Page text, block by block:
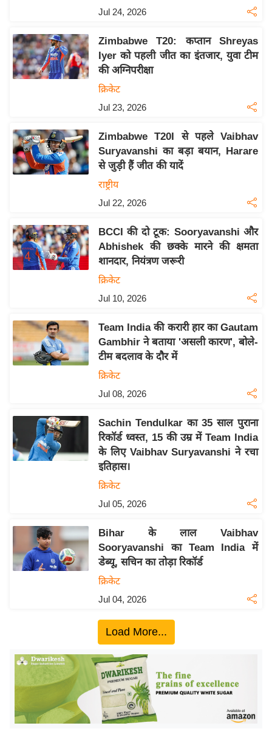
क्रि
के
ट
L
2
0
2
इ
म
ई
र
मि
सा
मि
सा
ल
ग
इं
ज
ग
ऑ
Jul 24, 2026
Zimbabwe T20: कप्तान Shreyas
Iyer को पहली जीत का इंतजार, युवा टीम
की अग्निपरीक्षा
क्रिकेट
Jul 23, 2026
Zimbabwe T20I से पहले Vaibhav
Suryavanshi का बड़ा बयान, Harare
से जुड़ी हैं जीत की यादें
राष्ट्रीय
Jul 22, 2026
BCCI की दो टूक: Sooryavanshi और
Abhishek की छक्के मारने की क्षमता
शानदार, नियंत्रण जरूरी
क्रिकेट
Jul 10, 2026
Team India की करारी हार का Gautam
Gambhir ने बताया 'असली कारण', बोले-
टीम बदलाव के दौर में
क्रिकेट
Jul 08, 2026
Sachin Tendulkar का 35 साल पुराना
रिकॉर्ड ध्वस्त, 15 की उम्र में Team India
के लिए Vaibhav Suryavanshi ने रचा
इतिहास।
क्रिकेट
Jul 05, 2026
Bihar के लाल Vaibhav
Sooryavanshi का Team India में
डेब्यू, सचिन का तोड़ा रिकॉर्ड
क्रिकेट
Jul 04, 2026
Load More...